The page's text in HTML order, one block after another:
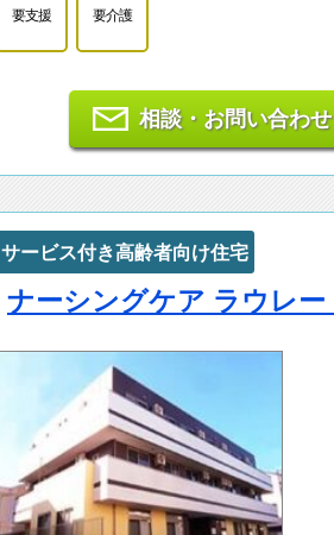
要支援 要介護
相談・お問い合わせ
サービス付き高齢者向け住宅
ナーシングケア ラウレー